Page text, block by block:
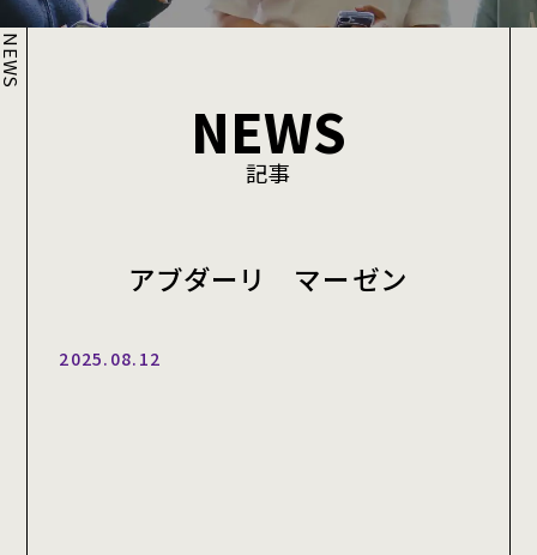
NEWS
NEWS
記事
アブダーリ マーゼン
2025.08.12